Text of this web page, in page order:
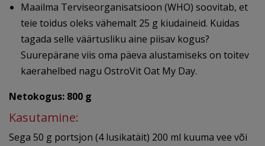
Maailma Terviseorganisatsioon (WHO) soovitab, et
teie toidus oleks vähemalt 25 g kiudaineid. Kuidas
tagada selle väärtusliku aine piisav kogus?
Suurepärane viis oma päeva alustamiseks on toitev
kaerahelbed nagu OstroVit Oat My Day.
Netokogus: 800 g
Kasutamine:
Sega 50 g portsjon (4 lusikatäit) 200 ml kuuma vee või